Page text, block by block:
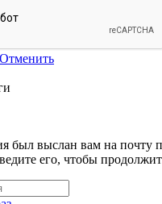
Отменить
был выслан вам на почту
его, чтобы